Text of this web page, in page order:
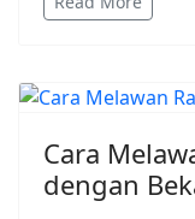
Cara
dengan